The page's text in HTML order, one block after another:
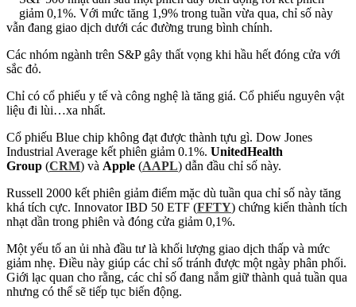
giảm 0,1%. Với mức tăng 1,9% trong tuần vừa qua, chỉ số này
vẫn đang giao dịch dưới các đường trung bình chính.
Các nhóm ngành trên S&P gây thất vọng khi hầu hết đóng cửa với
sắc đỏ.
Chỉ có cổ phiếu y tế và công nghệ là tăng giá. Cổ phiếu nguyên vật
liệu đi lùi…xa nhất.
Cổ phiếu Blue chip không đạt được thành tựu gì. Dow Jones
Industrial Average kết phiên giảm 0.1%. UnitedHealth
Group (CRM) và Apple (AAPL) dẫn đầu chỉ số này.
Russell 2000 kết phiên giảm điểm mặc dù tuần qua chỉ số này tăng
khá tích cực. Innovator IBD 50 ETF (FFTY) chứng kiến thành tích
nhạt dần trong phiên và đóng cửa giảm 0,1%.
Một yếu tố an ủi nhà đầu tư là khối lượng giao dịch thấp và mức
giảm nhẹ. Điều này giúp các chỉ số tránh được một ngày phân phối.
Giới lạc quan cho rằng, các chỉ số đang nắm giữ thành quả tuần qua
nhưng có thể sẽ tiếp tục biến động.